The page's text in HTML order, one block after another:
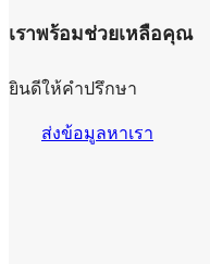
เราพร้อมช่วยเหลือคุณ
ยินดีให้คำปรึกษา
ส่งข้อมูลหาเรา